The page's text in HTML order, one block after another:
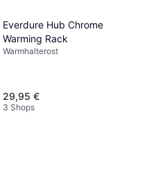
Everdure Hub Chrome
Warming Rack
Warmhalterost
29,95 €
3 Shops